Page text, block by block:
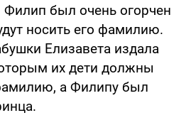
Филип был очень огорчен
носить его фамилию.
Елизавета издала
их дети должны
а Филипу был